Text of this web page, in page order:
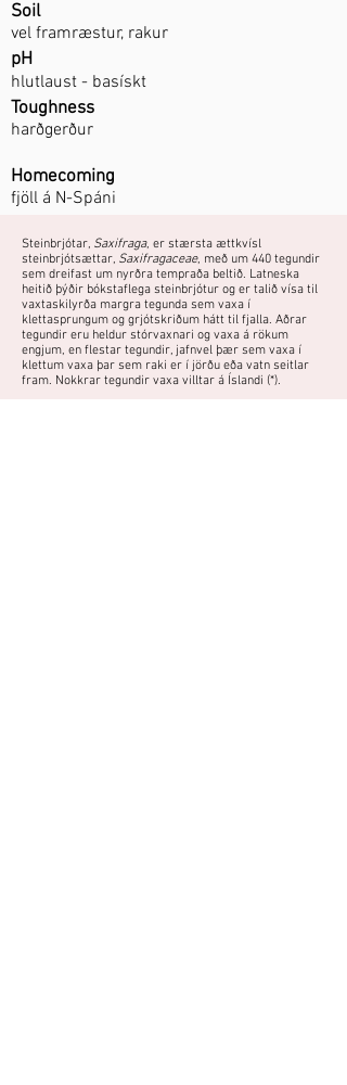
Soil
vel framræstur, rakur
pH
hlutlaust - basískt
Toughness
harðgerður
Homecoming
fjöll á N-Spáni
Steinbrjótar, Saxifraga, er stærsta ættkvísl
steinbrjótsættar, Saxifragaceae, með um 440 tegundir
sem dreifast um nyrðra tempraða beltið. Latneska
heitið þýðir bókstaflega steinbrjótur og er talið vísa til
vaxtaskilyrða margra tegunda sem vaxa í
klettasprungum og grjótskriðum hátt til fjalla. Aðrar
tegundir eru heldur stórvaxnari og vaxa á rökum
engjum, en flestar tegundir, jafnvel þær sem vaxa í
klettum vaxa þar sem raki er í jörðu eða vatn seitlar
fram. Nokkrar tegundir vaxa villtar á Íslandi (*).